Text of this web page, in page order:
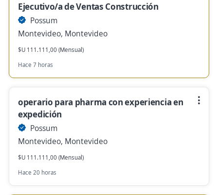
Ejecutivo/a de Ventas Construcción
Possum
Montevideo, Montevideo
$U 111.111,00 (Mensual)
Hace 7 horas
operario para pharma con experiencia en
expedición
Possum
Montevideo, Montevideo
$U 111.111,00 (Mensual)
Hace 20 horas